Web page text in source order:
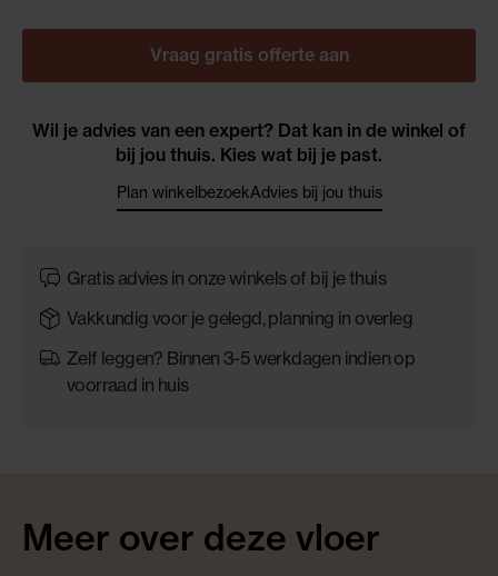
Vraag gratis offerte aan
Wil je advies van een expert? Dat kan in de winkel of
bij jou thuis. Kies wat bij je past.
Plan winkelbezoekAdvies bij jou thuis
Gratis advies in onze winkels of bij je thuis
Vakkundig voor je gelegd, planning in overleg
Zelf leggen? Binnen 3-5 werkdagen indien op
voorraad in huis
Meer over deze vloer